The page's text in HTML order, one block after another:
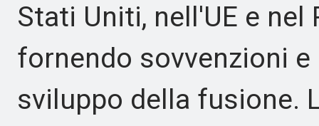
Stati Uniti, nell'UE e
fornendo sovvenzioni
sviluppo della fusione.